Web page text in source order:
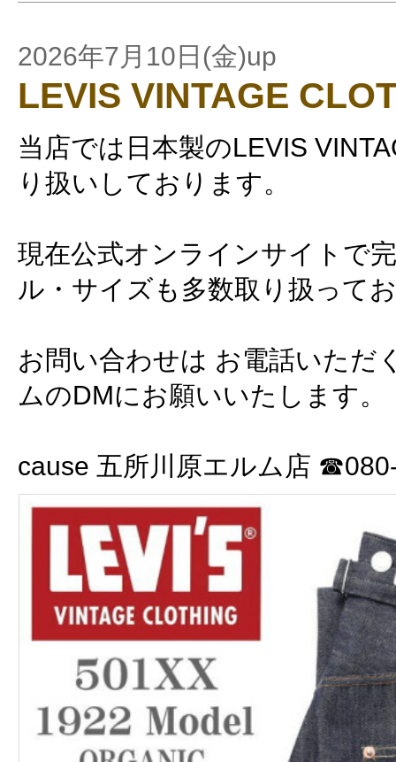
2026年7月10日(金)up
LEVIS VINTAGE
当店では日本製のLEVIS
り扱いしております。
現在公式オンラインサイトで
ル・サイズも多数取り扱って
お問い合わせは お電話いただ
ムのDMにお願いいたします。
cause 五所川原エルム店